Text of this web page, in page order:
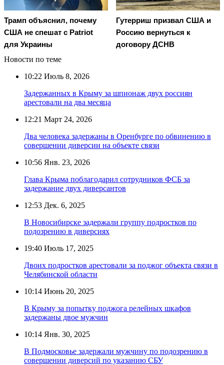
Трамп объяснил, почему
США не спешат с Patriot
для Украины
Гутерриш призвал США и
Россию вернуться к
договору ДСНВ
Новости по теме
10:22 Июль 8, 2026
Задержанных в Крыму за шпионаж двух россиян
арестовали на два месяца
12:21 Март 24, 2026
Два человека задержаны в Оренбурге по обвинению в
совершении диверсии на объекте связи
10:56 Янв. 23, 2026
Глава Крыма поблагодарил сотрудников ФСБ за
задержание двух диверсантов
12:53 Дек. 6, 2025
В Новосибирске задержали группу подростков по
подозрению в диверсиях
19:40 Июль 17, 2025
Двоих подростков арестовали за поджог объекта связи в
Челябинской области
10:14 Июнь 20, 2025
В Крыму за попытку поджога релейных шкафов
задержаны двое мужчин
10:14 Янв. 30, 2025
В Подмосковье задержали мужчину по подозрению в
совершении диверсий по указанию СБУ